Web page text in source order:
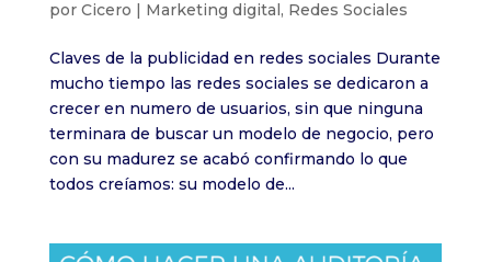
por Cicero | Marketing digital, Redes Sociales
Claves de la publicidad en redes sociales Durante
mucho tiempo las redes sociales se dedicaron a
crecer en numero de usuarios, sin que ninguna
terminara de buscar un modelo de negocio, pero
con su madurez se acabó confirmando lo que
todos creíamos: su modelo de...